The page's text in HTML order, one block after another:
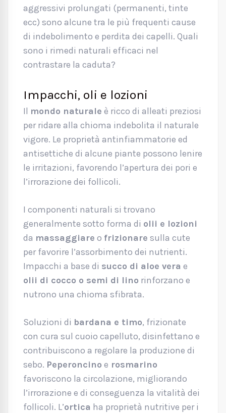
aggressivi prolungati (permanenti, tinte
ecc) sono alcune tra le più frequenti cause
di indebolimento e perdita dei capelli. Quali
sono i rimedi naturali efficaci nel
contrastare la caduta?
Impacchi, oli e lozioni
Il mondo naturale è ricco di alleati preziosi
per ridare alla chioma indebolita il naturale
vigore. Le proprietà antinfiammatorie ed
antisettiche di alcune piante possono lenire
le irritazioni, favorendo l’apertura dei pori e
l’irrorazione dei follicoli.
I componenti naturali si trovano
generalmente sotto forma di olii e lozioni
da massaggiare o frizionare sulla cute
per favorire l’assorbimento dei nutrienti.
Impacchi a base di succo di aloe vera e
olii di cocco o semi di lino rinforzano e
nutrono una chioma sfibrata.
Soluzioni di bardana e timo, frizionate
con cura sul cuoio capelluto, disinfettano e
contribuiscono a regolare la produzione di
sebo. Peperoncino e rosmarino
favoriscono la circolazione, migliorando
l’irrorazione e di conseguenza la vitalità dei
follicoli. L’ortica ha proprietà nutritive per i